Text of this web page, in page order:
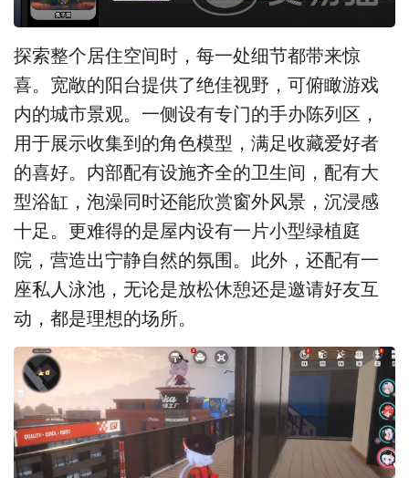
探索整个居住空间时，每一处细节都带来惊
喜。宽敞的阳台提供了绝佳视野，可俯瞰游戏
内的城市景观。一侧设有专门的手办陈列区，
用于展示收集到的角色模型，满足收藏爱好者
的喜好。内部配有设施齐全的卫生间，配有大
型浴缸，泡澡同时还能欣赏窗外风景，沉浸感
十足。更难得的是屋内设有一片小型绿植庭
院，营造出宁静自然的氛围。此外，还配有一
座私人泳池，无论是放松休憩还是邀请好友互
动，都是理想的场所。